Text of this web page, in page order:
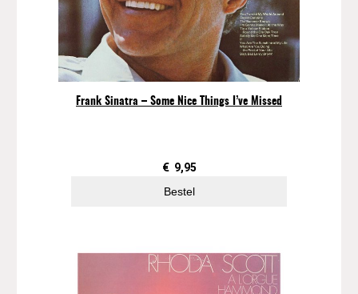
–
W
a
t
e
r
e
B
r
Frank Sinatra – Some Nice Things I’ve Missed
€ 9,95
Bestel